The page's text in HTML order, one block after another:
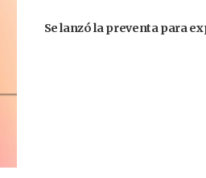
Se lanzó la preventa para